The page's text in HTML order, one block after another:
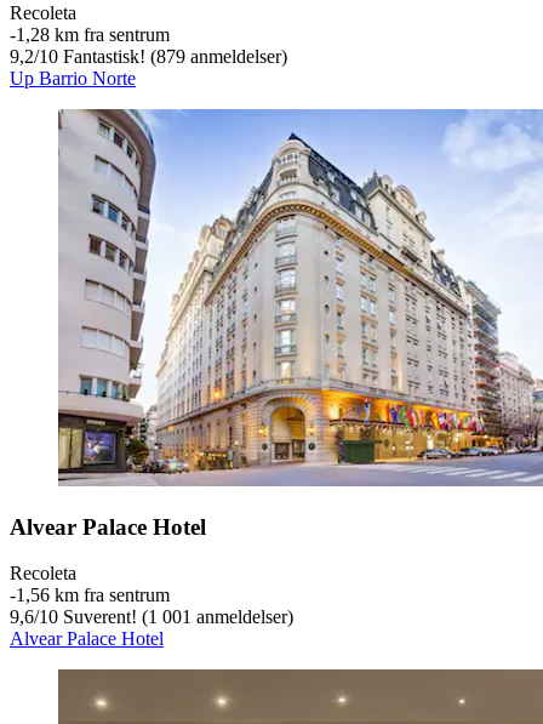
Recoleta
‐1,28 km fra sentrum
9,2/10 Fantastisk! (879 anmeldelser)
Up Barrio Norte
Alvear Palace Hotel
Recoleta
‐1,56 km fra sentrum
9,6/10 Suverent! (1 001 anmeldelser)
Alvear Palace Hotel